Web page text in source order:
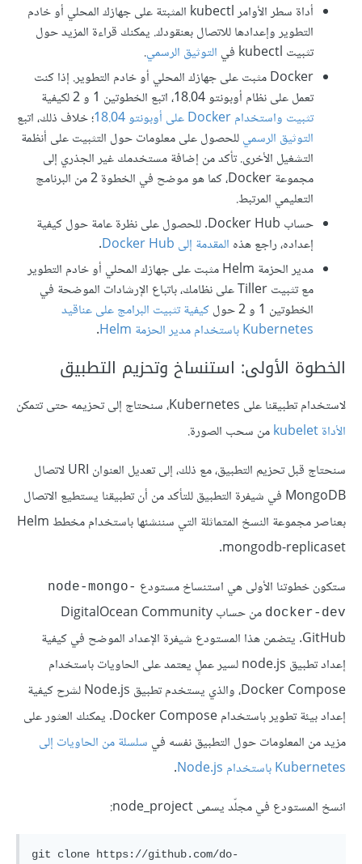
أداة سطر الأوامر kubectl المثبتة على جهازك المحلي أو خادم
التطوير وإعدادها للاتصال بعنقودك. يمكنك قراءة المزيد حول
تثبيت kubectl في
التوثيق الرسمي.
Docker مثبت على جهازك المحلي أو خادم التطوير. إذا كنت
تعمل على نظام أوبونتو 18.04، اتبع الخطوتين 1 و 2 لكيفية
تثبيت واستخدام Docker على أوبونتو 18.04
؛ خلاف ذلك، اتبع
التوثيق الرسميللحصول على معلومات حول التثبيت على أنظمة
التشغيل الأخرى. تأكد من إضافة مستخدمك غير الجذري إلى
مجموعة Docker، كما هو موضح في الخطوة 2 من البرنامج
التعليمي المرتبط.
حساب Docker Hub. للحصول على نظرة عامة حول كيفية
إعداده، راجع هذه المقدمة إلى Docker Hub
.
مدير الحزمة Helm مثبت على جهازك المحلي أو خادم التطوير
مع تثبيت Tiller على نظامك، باتباع الإرشادات الموضحة في
الخطوتين 1 و 2 حول
كيفية تثبيت البرامج على عناقيد
Kubernetes باستخدام مدير الحزمة Helm
.
الخطوة الأولى: استنساخ وتحزيم التطبيق
لاستخدام تطبيقنا على Kubernetes، سنحتاج إلى تحزيمه حتى تتمكن
الأداة kubelet
من سحب الصورة.
سنحتاج قبل تحزيم التطبيق، مع ذلك، إلى تعديل العنوان URI لاتصال
MongoDB في شيفرة التطبيق للتأكد من أن تطبيقنا يستطيع الاتصال
بعناصر مجموعة النسخ المتماثلة التي سننشئها باستخدام مخطط Helm
mongodb-replicaset.
ستكون خطوتنا الأولى هي استنساخ مستودع node-mongo-
docker-dev
من حساب DigitalOcean Community
GitHub. يتضمن هذا المستودع شيفرة الإعداد الموضح في كيفية
إعداد تطبيق node.js لسير عملٍ يعتمد على الحاويات باستخدام
Docker Compose، والذي يستخدم تطبيق Node.js لشرح كيفية
إعداد بيئة تطوير باستخدام Docker Compose. يمكنك العثور على
مزيد من المعلومات حول التطبيق نفسه في سلسلة من الحاويات إلى
Kubernetes باستخدام Node.js
.
انسخ المستودع في مجلّد يسمى node_project:
git clone https://github.com/do-